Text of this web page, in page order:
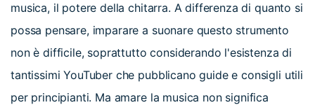
musica, il potere della chitarra. A differenza di quanto si
possa pensare, imparare a suonare questo strumento
non è difficile, soprattutto considerando l'esistenza di
tantissimi YouTuber che pubblicano guide e consigli utili
per principianti. Ma amare la musica non significa